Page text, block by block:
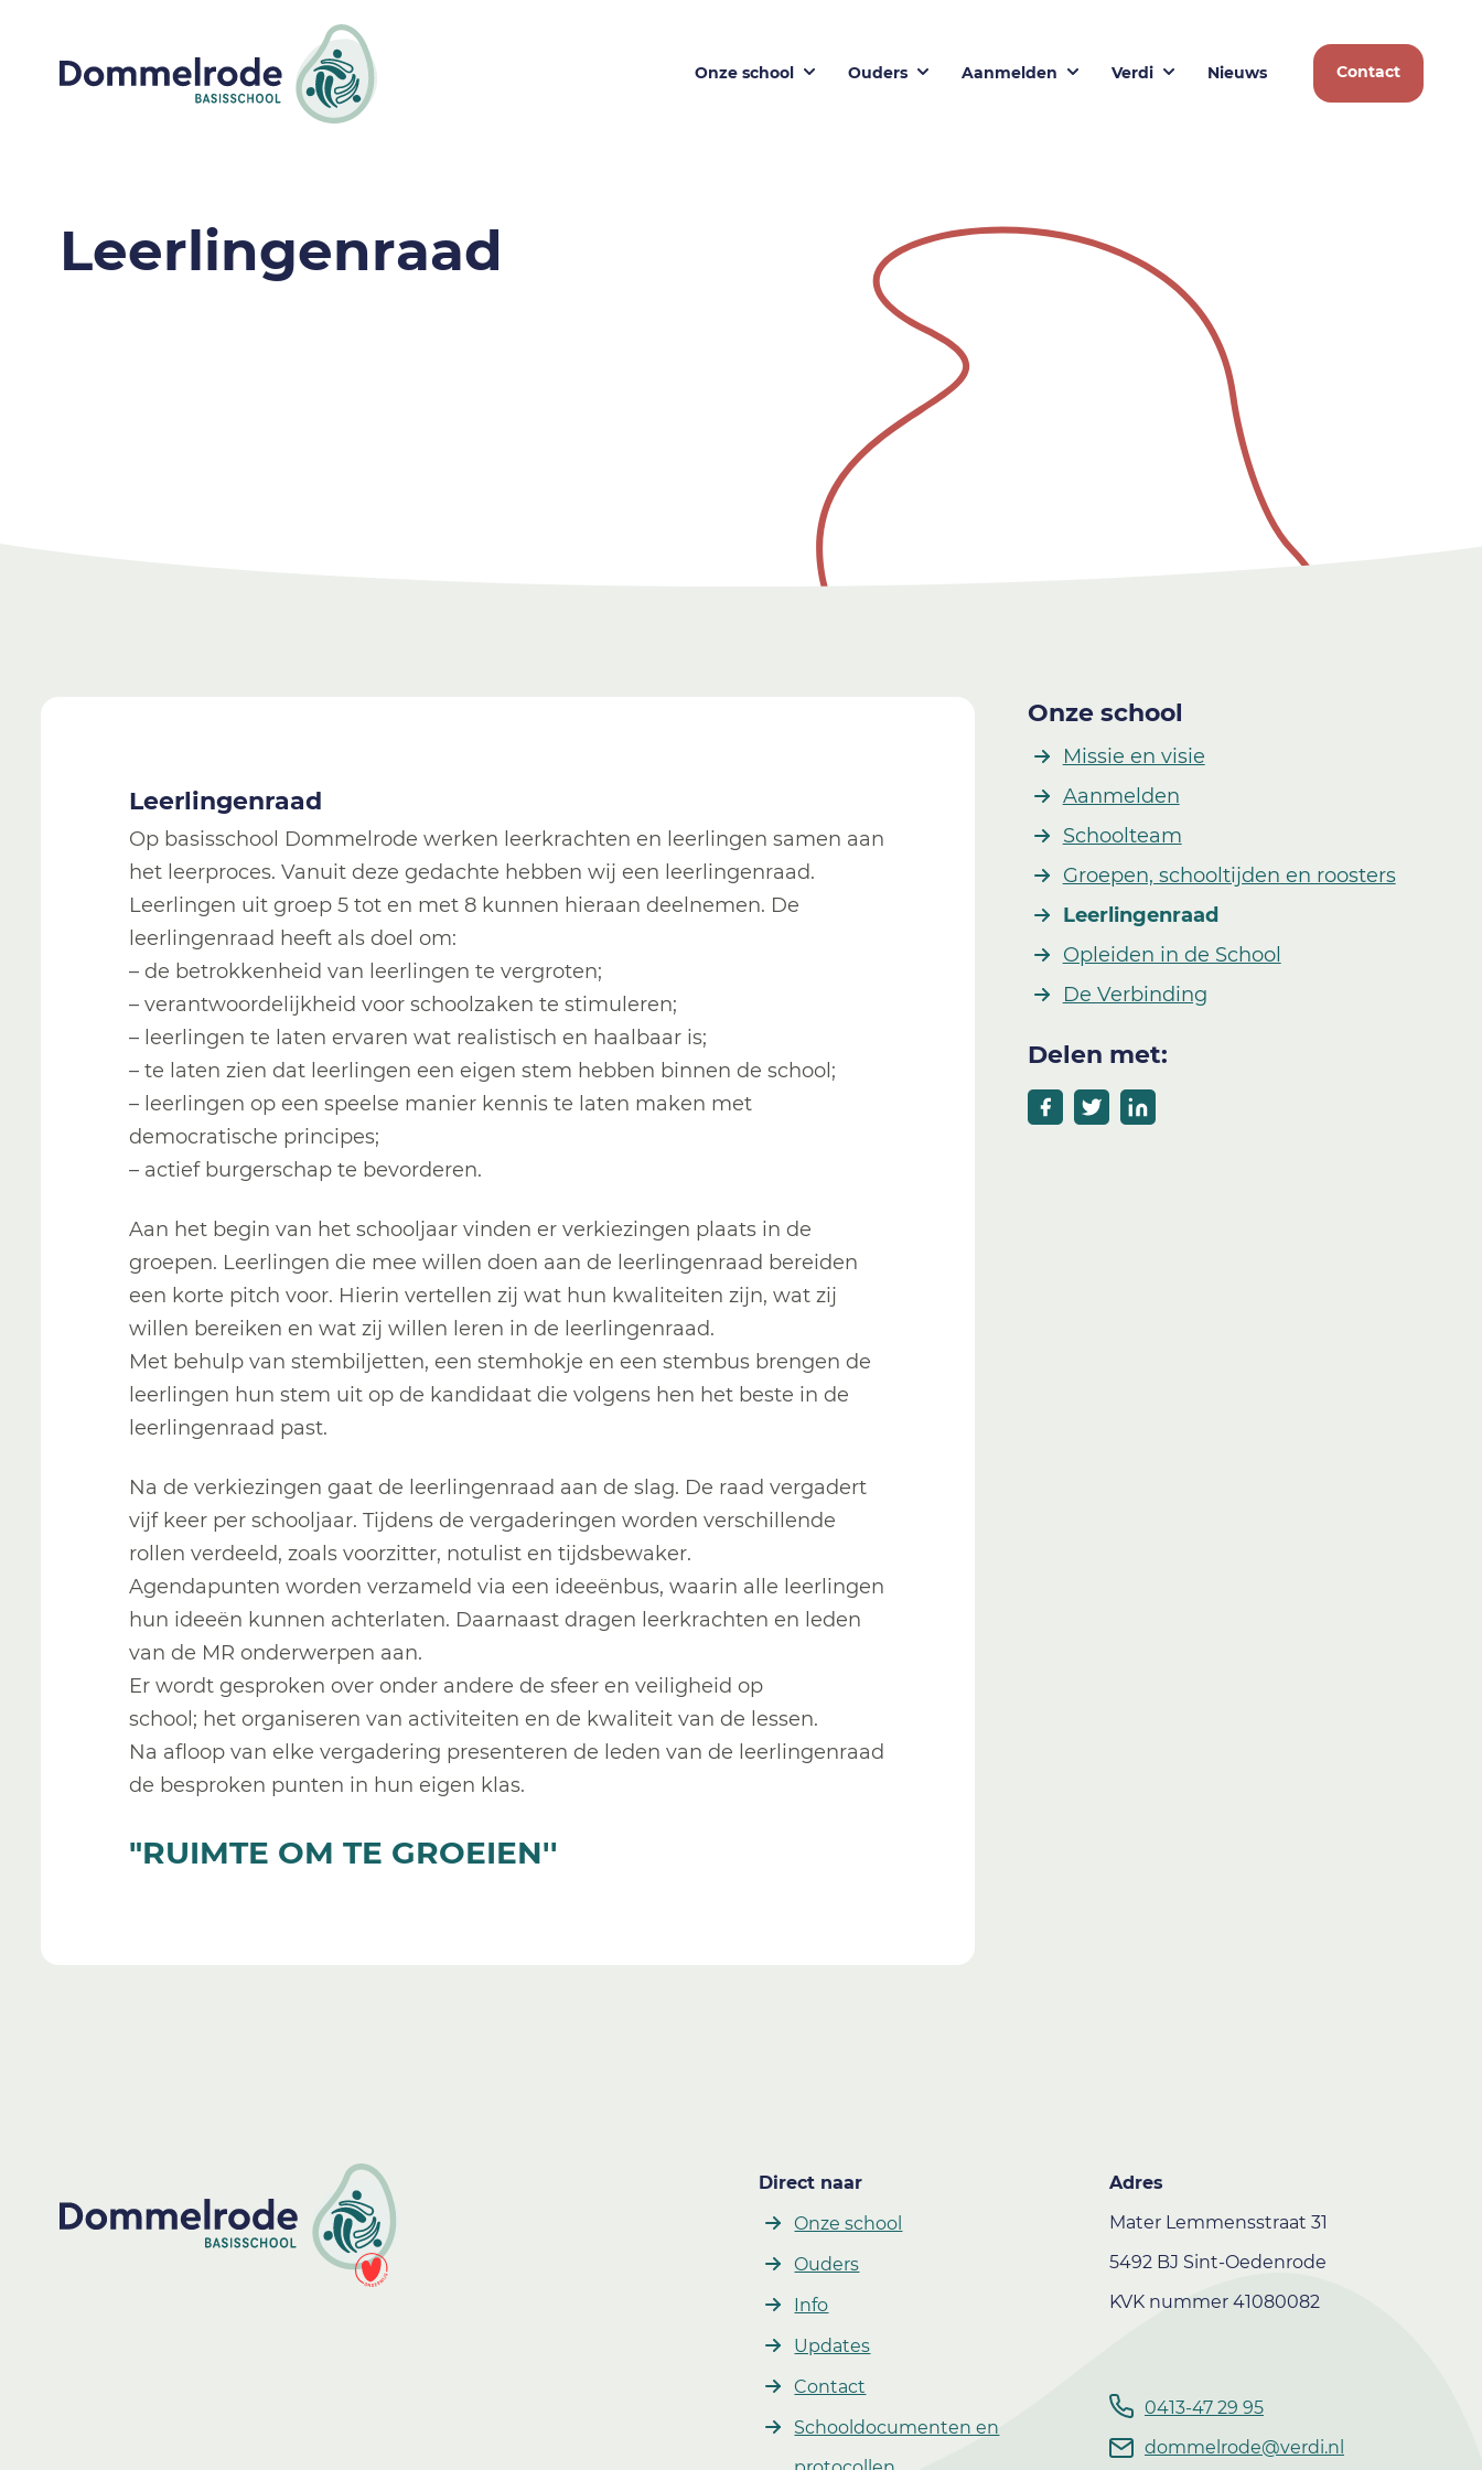
Onze school Ouders Aanmelden Verdi Nieuws Contact
Leerlingenraad
Leerlingenraad
Op basisschool Dommelrode werken leerkrachten en leerlingen samen aan
het leerproces. Vanuit deze gedachte hebben wij een leerlingenraad.
Leerlingen uit groep 5 tot en met 8 kunnen hieraan deelnemen. De
leerlingenraad heeft als doel om:
– de betrokkenheid van leerlingen te vergroten;
– verantwoordelijkheid voor schoolzaken te stimuleren;
– leerlingen te laten ervaren wat realistisch en haalbaar is;
– te laten zien dat leerlingen een eigen stem hebben binnen de school;
– leerlingen op een speelse manier kennis te laten maken met
democratische principes;
– actief burgerschap te bevorderen.
Aan het begin van het schooljaar vinden er verkiezingen plaats in de
groepen. Leerlingen die mee willen doen aan de leerlingenraad bereiden
een korte pitch voor. Hierin vertellen zij wat hun kwaliteiten zijn, wat zij
willen bereiken en wat zij willen leren in de leerlingenraad.
Met behulp van stembiljetten, een stemhokje en een stembus brengen de
leerlingen hun stem uit op de kandidaat die volgens hen het beste in de
leerlingenraad past.
Na de verkiezingen gaat de leerlingenraad aan de slag. De raad vergadert
vijf keer per schooljaar. Tijdens de vergaderingen worden verschillende
rollen verdeeld, zoals voorzitter, notulist en tijdsbewaker.
Agendapunten worden verzameld via een ideeënbus, waarin alle leerlingen
hun ideeën kunnen achterlaten. Daarnaast dragen leerkrachten en leden
van de MR onderwerpen aan.
Er wordt gesproken over onder andere de sfeer en veiligheid op
school; het organiseren van activiteiten en de kwaliteit van de lessen.
Na afloop van elke vergadering presenteren de leden van de leerlingenraad
de besproken punten in hun eigen klas.
"RUIMTE OM TE GROEIEN''
Onze school
Missie en visie
Aanmelden
Schoolteam
Groepen, schooltijden en roosters
Leerlingenraad
Opleiden in de School
De Verbinding
Delen met:
Direct naar
Onze school
Ouders
Info
Updates
Contact
Schooldocumenten en
Adres
Mater Lemmensstraat 31
5492 BJ Sint-Oedenrode
KVK nummer 41080082
0413-47 29 95
dommelrode@verdi.nl